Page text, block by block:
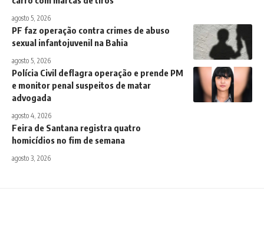
agosto 5, 2026
PF faz operação contra crimes de abuso
sexual infantojuvenil na Bahia
agosto 5, 2026
Polícia Civil deflagra operação e prende PM
e monitor penal suspeitos de matar
advogada
agosto 4, 2026
Feira de Santana registra quatro
homicídios no fim de semana
agosto 3, 2026